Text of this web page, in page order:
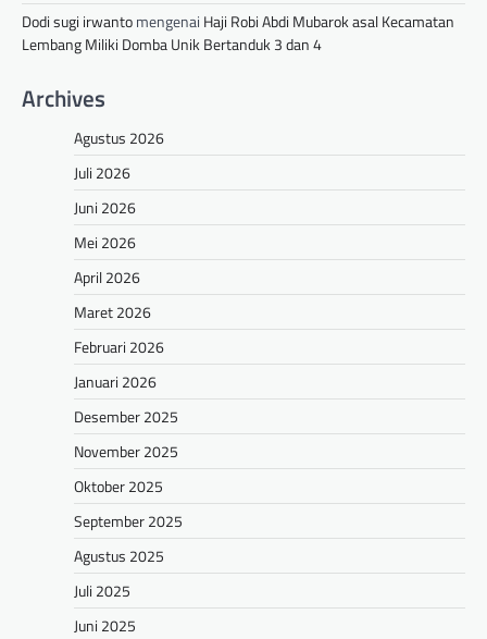
Dodi sugi irwantomengenai Haji Robi Abdi Mubarok asal Kecamatan
Lembang Miliki Domba Unik Bertanduk 3 dan 4
Archives
Agustus 2026
Juli 2026
Juni 2026
Mei 2026
April 2026
Maret 2026
Februari 2026
Januari 2026
Desember 2025
November 2025
Oktober 2025
September 2025
Agustus 2025
Juli 2025
Juni 2025